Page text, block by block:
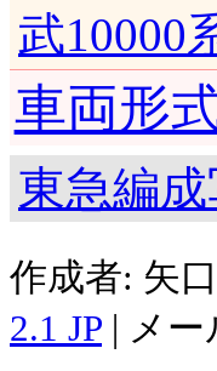
武10000
車両形
東急編
作成者: 矢
2.1 JP | メー